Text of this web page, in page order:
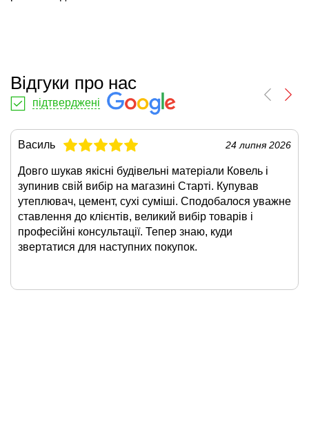
Відгуки про нас
підтверджені
Василь 24 липня 2026
Довго шукав якісні будівельні матеріали Ковель і
зупинив свій вибір на магазині Старті. Купував
утеплювач, цемент, сухі суміші. Сподобалося уважне
ставлення до клієнтів, великий вибір товарів і
професійні консультації. Тепер знаю, куди
звертатися для наступних покупок.